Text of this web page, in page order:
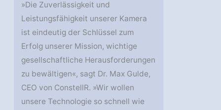
»Die Zuverlässigkeit und
Leistungsfähigkeit unserer Kamera
ist eindeutig der Schlüssel zum
Erfolg unserer Mission, wichtige
gesellschaftliche Herausforderungen
zu bewältigen«, sagt Dr. Max Gulde,
CEO von ConstellR. »Wir wollen
unsere Technologie so schnell wie